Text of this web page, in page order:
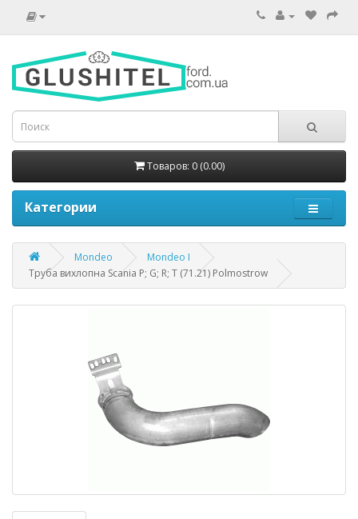
Товаров: 0 (0.00)
Категории
Mondeo
Mondeo I
Труба вихлопна Scania P; G; R; T (71.21) Polmostrow